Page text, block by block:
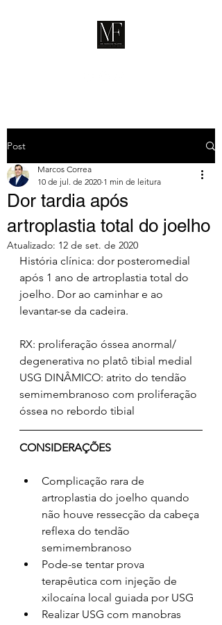
Post
Dor tardia após
artroplastia total do joelho
Marcos Correa
10 de jul. de 2020 1 min de leitura
Atualizado: 12 de set. de 2020
História clínica: dor posteromedial
após 1 ano de artroplastia total do
joelho. Dor ao caminhar e ao
levantar-se da cadeira.
RX: proliferação óssea anormal/
degenerativa no platô tibial medial
USG DINÂMICO: atrito do tendão
semimembranoso com proliferação
óssea no rebordo tibial
CONSIDERAÇÕES
Complicação rara de
artroplastia do joelho quando
não houve ressecção da cabeça
reflexa do tendão
semimembranoso
Pode-se tentar prova
terapêutica com injeção de
xilocaína local guiada por USG
Realizar USG com manobras